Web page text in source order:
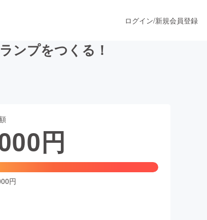
ファッション
ログイン/新規会員登録
ンプをつくる！
円
円